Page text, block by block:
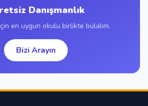
Danışmanlık
en uygun okulu birlikte bulalım.
Bizi Arayın